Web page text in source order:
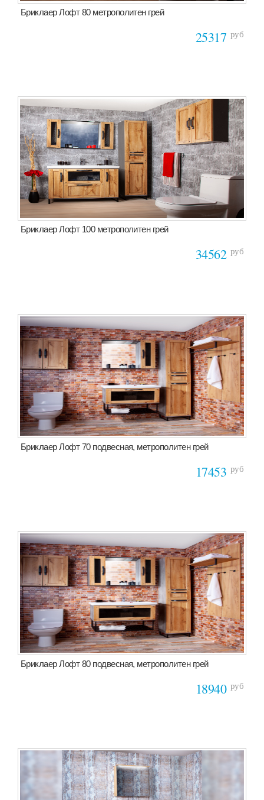
Бриклаер Лофт 80 метрополитен грей
25317 руб
Бриклаер Лофт 100 метрополитен грей
34562 руб
Бриклаер Лофт 70 подвесная, метрополитен грей
17453 руб
Бриклаер Лофт 80 подвесная, метрополитен грей
18940 руб